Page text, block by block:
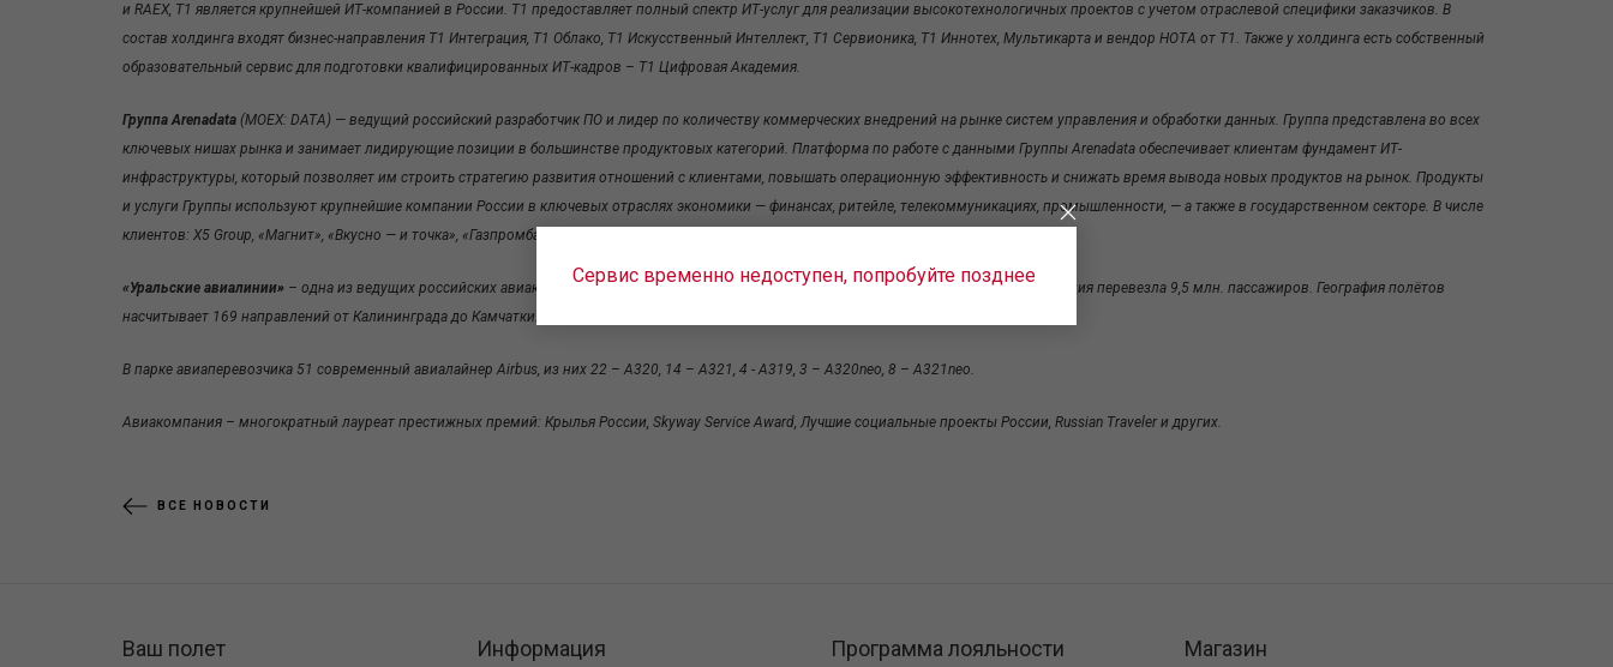
и RAEX, Т1 является крупнейшей ИТ-компанией в России. Т1 предоставляет полный спектр ИТ-услуг для реализации высокотехнологичных проектов с учетом отраслевой специфики заказчиков. В
состав холдинга входят бизнес-направления Т1 Интеграция, Т1 Облако, Т1 Искусственный Интеллект, Т1 Сервионика, Т1 Иннотех, Мультикарта и вендор НОТА от Т1. Также у холдинга есть собственный
образовательный сервис для подготовки квалифицированных ИТ-кадров – Т1 Цифровая Академия.
Группа Arenadata (MOEX: DATA) — ведущий российский разработчик ПО и лидер по количеству коммерческих внедрений на рынке систем управления и обработки данных. Группа представлена во всех
ключевых нишах рынка и занимает лидирующие позиции в большинстве продуктовых категорий. Платформа по работе с данными Группы Arenadata обеспечивает клиентам фундамент ИТ-
инфраструктуры, который позволяет им строить стратегию развития отношений с клиентами, повышать операционную эффективность и снижать время вывода новых продуктов на рынок. Продукты
и услуги Группы используют крупнейшие компании России в ключевых отраслях экономики — финансах, ритейле, телекоммуникациях, промышленности, — а также в государственном секторе. В числе
клиентов: X5 Group, «Магнит», «Вкусно — и точка», «Газпромбанк», «Зарубежнефть» и многие другие.
«Уральские авиалинии» – одна из ведущих российских авиакомпаний по объему пассажирских перевозок. По итогам 2024 года авиакомпания перевезла 9,5 млн. пассажиров. География полётов
насчитывает 169 направлений от Калининграда до Камчатки.
В парке авиаперевозчика 51 современный авиалайнер Airbus, из них 22 – А320, 14 – А321, 4 - А319, 3 – A320neo, 8 – A321neo.
Авиакомпания – многократный лауреат престижных премий: Крылья России, Skyway Service Award, Лучшие социальные проекты России, Russian Traveler и других.
ВСЕ НОВОСТИ
Сервис временно недоступен, попробуйте позднее
Ваш полет Информация
Программа лояльности
Магазин